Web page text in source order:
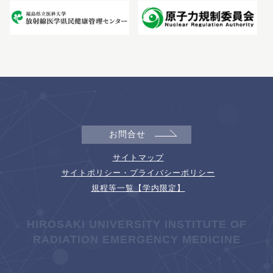
お問合せ
サイトマップ
サイトポリシー・プライバシーポリシー
規程等一覧【学内限定】
HIROSAKI UNIVERSITY INSTITUTE OF
RADIATION EMERGENCY MEDICINE